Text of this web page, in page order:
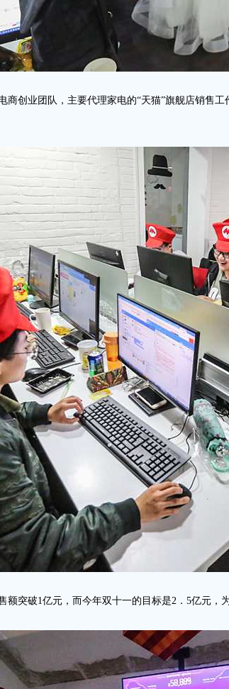
商创业团队，主要代理家电的“天猫”旗舰店销售
额突破1亿元，而今年双十一的目标是2．5亿元，